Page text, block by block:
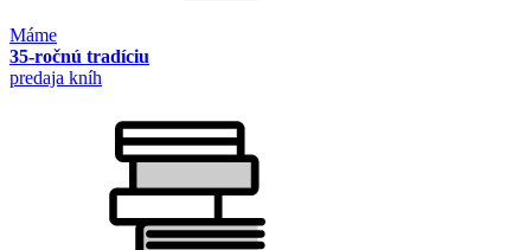
Máme
35-ročnú tradíciu
predaja kníh